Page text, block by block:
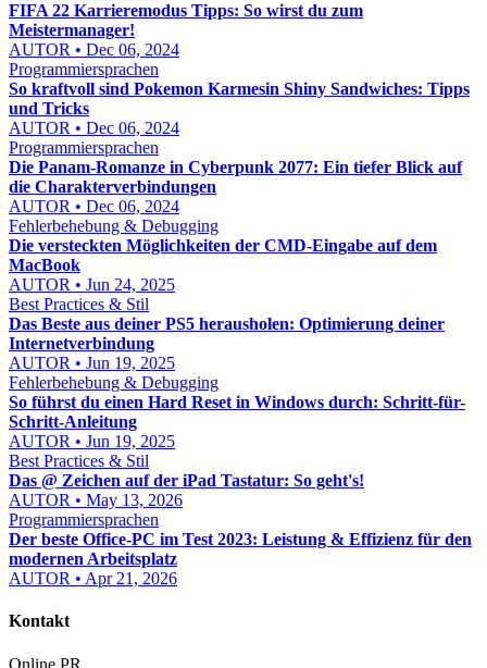
FIFA 22 Karrieremodus Tipps: So wirst du zum
Meistermanager!
AUTOR • Dec 06, 2024
Programmiersprachen
So kraftvoll sind Pokemon Karmesin Shiny Sandwiches: Tipps
und Tricks
AUTOR • Dec 06, 2024
Programmiersprachen
Die Panam-Romanze in Cyberpunk 2077: Ein tiefer Blick auf
die Charakterverbindungen
AUTOR • Dec 06, 2024
Fehlerbehebung & Debugging
Die versteckten Möglichkeiten der CMD-Eingabe auf dem
MacBook
AUTOR • Jun 24, 2025
Best Practices & Stil
Das Beste aus deiner PS5 herausholen: Optimierung deiner
Internetverbindung
AUTOR • Jun 19, 2025
Fehlerbehebung & Debugging
So führst du einen Hard Reset in Windows durch: Schritt-für-
Schritt-Anleitung
AUTOR • Jun 19, 2025
Best Practices & Stil
Das @ Zeichen auf der iPad Tastatur: So geht's!
AUTOR • May 13, 2026
Programmiersprachen
Der beste Office-PC im Test 2023: Leistung & Effizienz für den
modernen Arbeitsplatz
AUTOR • Apr 21, 2026
Kontakt
Online PR